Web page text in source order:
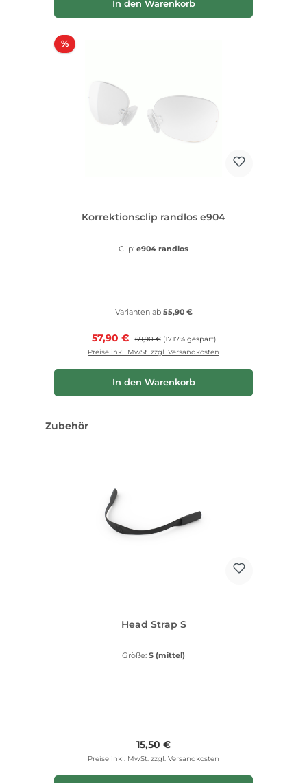
In den Warenkorb
%Rabatt
Korrektionsclip randlos e904
Clip: e904 randlos
Varianten ab55,90 €
Verkaufspreis:
57,90 € Regulärer Preis:
69,90 € (17.17% gespart)
Preise inkl. MwSt. zzgl. Versandkosten
In den Warenkorb
Produktgalerie überspringen
Zubehör
Head Strap S
Größe: S (mittel)
Regulärer Preis:
15,50 €
Preise inkl. MwSt. zzgl. Versandkosten